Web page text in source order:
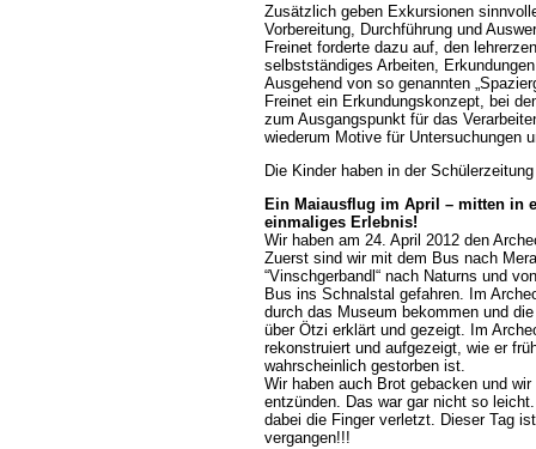
Zusätzlich geben Exkursionen
Vorbereitung, Durchführung und
Freinet forderte dazu auf, den
selbstständiges Arbeiten,
Ausgehend von so genannten
Freinet ein Erkundungskonzept, bei
zum Ausgangspunkt für das
wiederum Motive für Untersuchungen
Die Kinder haben in der
Ein Maiausflug im April – mitten in
einmaliges Erlebnis!
Wir haben am 24. April 2012 den
Zuerst sind wir mit dem Bus nach
“Vinschgerbandl“ nach Naturns und
Bus ins Schnalstal gefahren. Im
durch das Museum bekommen und
über Ötzi erklärt und gezeigt. Im
rekonstruiert und aufgezeigt, wie er
wahrscheinlich gestorben ist.
Wir haben auch Brot gebacken und
entzünden. Das war gar nicht so
dabei die Finger verletzt. Dieser Tag
vergangen!!!